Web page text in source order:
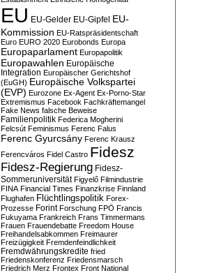
EU EU-Gelder EU-Gipfel EU-
Kommission EU-Ratspräsidentschaft
Euro EURO 2020 Eurobonds Europa
Europaparlament Europapolitik
Europawahlen Europäische
Integration Europäischer Gerichtshof
(EuGH) Europäische Volkspartei
(EVP) Eurozone Ex-Agent Ex-Porno-Star
Extremismus Facebook Fachkräftemangel
Fake News falsche Beweise
Familienpolitik Federica Mogherini
Felcsút Feminismus Ferenc Falus
Ferenc Gyurcsány Ferenc Krausz
Ferencváros Fidel Castro Fidesz
Fidesz-Regierung Fidesz-
Sommeruniversität Figyelő Filmindustrie
FINA Financial Times Finanzkrise Finnland
Flughafen Flüchtlingspolitik Forex-
Prozesse Forint Forschung FPÖ Francis
Fukuyama Frankreich Frans Timmermans
Frauen Frauendebatte Freedom House
Freihandelsabkommen Freimaurer
Freizügigkeit Fremdenfeindlichkeit
Fremdwährungskredite fried
Friedenskonferenz Friedensmarsch
Friedrich Merz Frontex Front National